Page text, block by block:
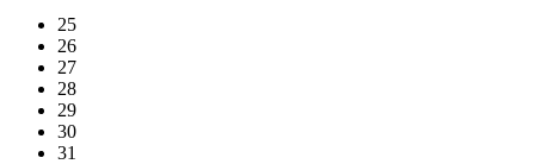
25
26
27
28
29
30
31